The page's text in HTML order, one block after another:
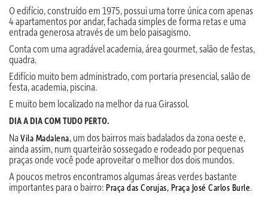
O edifício, construído em 1975, possui uma torre única com apenas
4 apartamentos por andar, fachada simples de forma retas e uma
entrada generosa através de um belo paisagismo.
Conta com uma agradável academia, área gourmet, salão de festas,
quadra.
Edifício muito bem administrado, com portaria presencial, salão de
festa, academia, piscina.
E muito bem localizado na melhor da rua Girassol.
DIA A DIA COM TUDO PERTO.
Na Vila Madalena, um dos bairros mais badalados da zona oeste e,
ainda assim, num quarteirão sossegado e rodeado por pequenas
praças onde você pode aproveitar o melhor dos dois mundos.
A poucos metros encontramos algumas áreas verdes bastante
importantes para o bairro: Praça das Corujas, Praça José Carlos Burle.